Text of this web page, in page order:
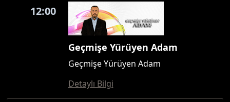
12:00
Geçmişe Yürüyen Adam
Geçmişe Yürüyen Adam
Detaylı Bilgi